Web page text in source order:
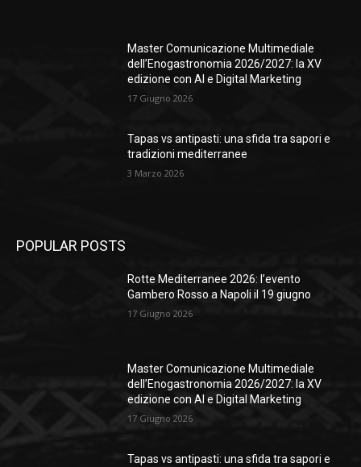
Master Comunicazione Multimediale
dell’Enogastronomia 2026/2027: la XV
edizione con AI e Digital Marketing
17 Giugno 2026
Tapas vs antipasti: una sfida tra sapori e
tradizioni mediterranee
3 Marzo 2026
POPULAR POSTS
Rotte Mediterranee 2026: l’evento
Gambero Rosso a Napoli il 19 giugno
17 Giugno 2026
Master Comunicazione Multimediale
dell’Enogastronomia 2026/2027: la XV
edizione con AI e Digital Marketing
17 Giugno 2026
Tapas vs antipasti: una sfida tra sapori e